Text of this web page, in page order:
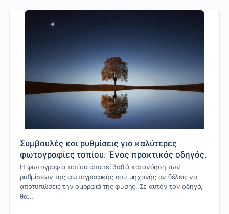
Συμβουλές και ρυθμίσεις για καλύτερες
φωτογραφίες τοπίου. Ένας πρακτικός οδηγός.
Η φωτογραφία τοπίου απαιτεί βαθιά κατανόηση των
ρυθμίσεων της φωτογραφικής σου μηχανής αν θέλεις να
αποτυπώσεις την ομορφιά της φύσης. Σε αυτόν τον οδηγό,
θα…